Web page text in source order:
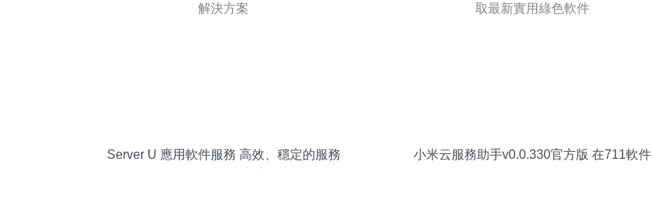
Server U 應用軟件服務 高效、穩定的服務
小米云服務助手v0.0.330官方版 在711軟件